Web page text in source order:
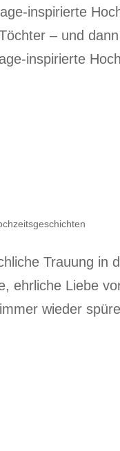
inspirierte
– und
inspirierte
Trauung in
ehrliche Liebe
wieder